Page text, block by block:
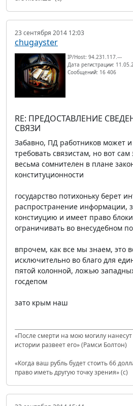
23 сентября 2014 12:03
chugayster
IP/Host: 94.231.117.---
Дата регистрации:
Сообщений: 16 406
RE: ПРЕДОСТАВЛЕНИЕ
СВЯЗИ
Забавно, ПД работников может
требовать связистам, но вот сам
весьма сомнителен в плане
конституционности
государство потихоньку берет
распространение информации,
констиуцию и имеет право
ограничивать во внесудебном
впрочем, как все мы знаем, это
исключительно во благо для
пятой колонной, ложью
госдепом
зато крым наш
«После смерти на мою могилу
истории развеет его» (Рамси Болтон)
«Когда ваш рубль будет стоить 66
право иметь другую точку зрения» (с)